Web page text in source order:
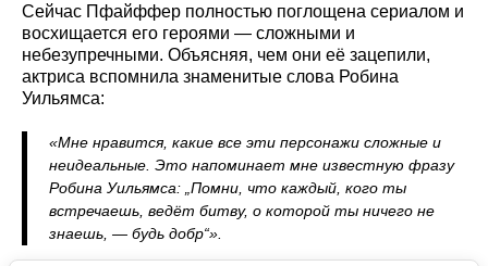
Сейчас Пфайффер полностью поглощена сериалом и
восхищается его героями — сложными и
небезупречными. Объясняя, чем они её зацепили,
актриса вспомнила знаменитые слова Робина
Уильямса:
«Мне нравится, какие все эти персонажи сложные и
неидеальные. Это напоминает мне известную фразу
Робина Уильямса: „Помни, что каждый, кого ты
встречаешь, ведёт битву, о которой ты ничего не
знаешь, — будь добр“».